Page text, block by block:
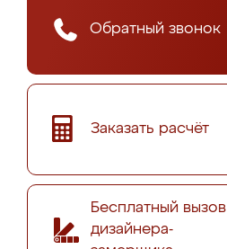
Обратный звонок
Заказать расчёт
Бесплатный вызов
дизайнера-